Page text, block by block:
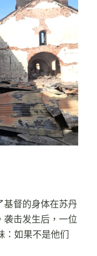
基督的身体在苏丹
袭击发生后，一位
：如果不是他们